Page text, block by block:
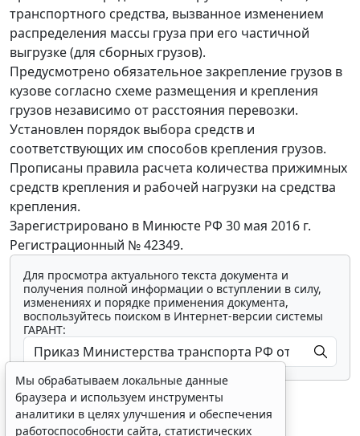
транспортного средства, вызванное изменением
распределения массы груза при его частичной
выгрузке (для сборных грузов).
Предусмотрено обязательное закрепление грузов в
кузове согласно схеме размещения и крепления
грузов независимо от расстояния перевозки.
Установлен порядок выбора средств и
соответствующих им способов крепления грузов.
Прописаны правила расчета количества прижимных
средств крепления и рабочей нагрузки на средства
крепления.
Зарегистрировано в Минюсте РФ 30 мая 2016 г.
Регистрационный № 42349.
Для просмотра актуального текста документа и
получения полной информации о вступлении в силу,
изменениях и порядке применения документа,
воспользуйтесь поиском в Интернет-версии системы
ГАРАНТ:
Мы обрабатываем локальные данные
браузера и используем инструменты
аналитики в целях улучшения и обеспечения
работоспособности сайта, статистических